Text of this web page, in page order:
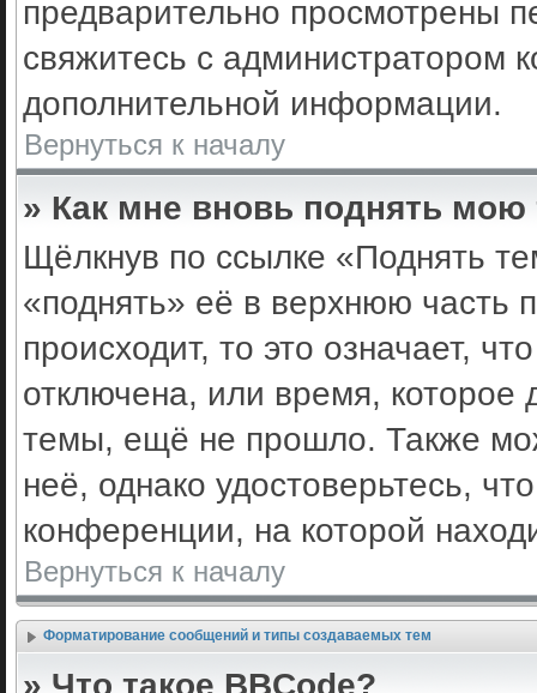
предварительно просмотрены
свяжитесь с администратором
дополнительной информации.
Вернуться к началу
» Как мне вновь поднять мою
Щёлкнув по ссылке «Поднять
«поднять» её в верхнюю часть
происходит, то это означает,
отключена, или время, которое
темы, ещё не прошло. Также
неё, однако удостоверьтесь,
конференции, на которой
Вернуться к началу
Форматирование сообщений и типы создаваемых тем
» Что такое BBCode?